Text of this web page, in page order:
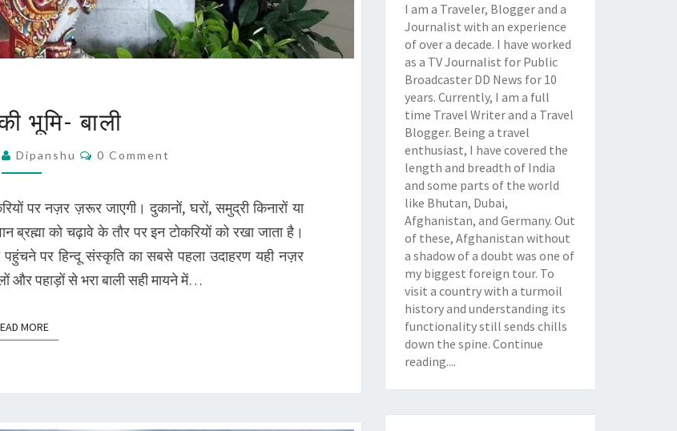
की
बाली
भूमि- बाली
Dipanshu Comments
0 Comment
पर नज़र ज़रूर जाएगी। दुकानों, घरों, समुद्री किनारों या
ब्रह्मा को चढ़ावे के तौर पर इन टोकरियों को रखा जाता है।
पहुंचने पर हिन्दू संस्कृति का सबसे पहला उदाहरण यही नज़र
और पहाड़ों से भरा बाली सही मायने में…
MOREREAD MORE
I am a Traveler, Blogger and a
Journalist with an experience
of over a decade. I have worked
as a TV Journalist for Public
Broadcaster DD News for 10
years. Currently, I am a full
time Travel Writer and a Travel
Blogger. Being a travel
enthusiast, I have covered the
length and breadth of India
and some parts of the world
like Bhutan, Dubai,
Afghanistan, and Germany. Out
of these, Afghanistan without
a shadow of a doubt was one of
my biggest foreign tour. To
visit a country with a turmoil
history and understanding its
functionality still sends chills
down the spine. Continue
reading....